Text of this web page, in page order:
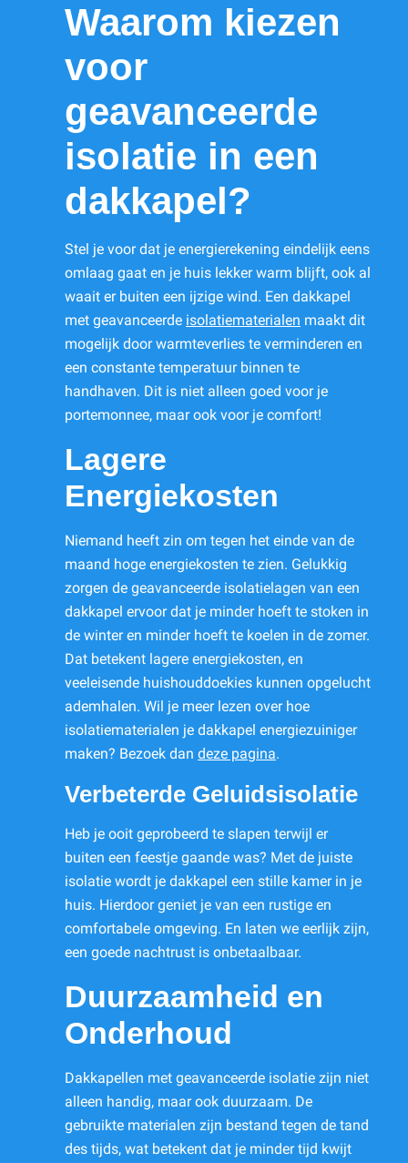
Waarom kiezen
voor
geavanceerde
isolatie in een
dakkapel?
Stel je voor dat je energierekening eindelijk eens
omlaag gaat en je huis lekker warm blijft, ook al
waait er buiten een ijzige wind. Een dakkapel
met geavanceerde isolatiematerialen maakt dit
mogelijk door warmteverlies te verminderen en
een constante temperatuur binnen te
handhaven. Dit is niet alleen goed voor je
portemonnee, maar ook voor je comfort!
Lagere
Energiekosten
Niemand heeft zin om tegen het einde van de
maand hoge energiekosten te zien. Gelukkig
zorgen de geavanceerde isolatielagen van een
dakkapel ervoor dat je minder hoeft te stoken in
de winter en minder hoeft te koelen in de zomer.
Dat betekent lagere energiekosten, en
veeleisende huishouddoekies kunnen opgelucht
ademhalen. Wil je meer lezen over hoe
isolatiematerialen je dakkapel energiezuiniger
maken? Bezoek dan deze pagina.
Verbeterde Geluidsisolatie
Heb je ooit geprobeerd te slapen terwijl er
buiten een feestje gaande was? Met de juiste
isolatie wordt je dakkapel een stille kamer in je
huis. Hierdoor geniet je van een rustige en
comfortabele omgeving. En laten we eerlijk zijn,
een goede nachtrust is onbetaalbaar.
Duurzaamheid en
Onderhoud
Dakkapellen met geavanceerde isolatie zijn niet
alleen handig, maar ook duurzaam. De
gebruikte materialen zijn bestand tegen de tand
des tijds, wat betekent dat je minder tijd kwijt